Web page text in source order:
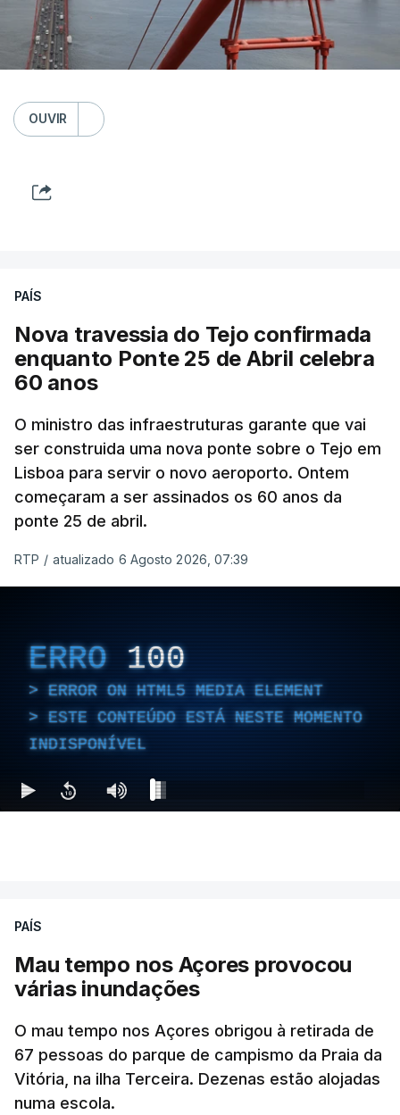
OUVIR
PAÍS
Nova travessia do Tejo confirmada
enquanto Ponte 25 de Abril celebra
60 anos
O ministro das infraestruturas garante que vai
ser construida uma nova ponte sobre o Tejo em
Lisboa para servir o novo aeroporto. Ontem
começaram a ser assinados os 60 anos da
ponte 25 de abril.
RTP / atualizado 6 Agosto 2026, 07:39
ERRO 100
ERROR ON HTML5 MEDIA ELEMENT
ESTE CONTEÚDO ESTÁ NESTE MOMENTO
INDISPONÍVEL
PAÍS
Mau tempo nos Açores provocou
várias inundações
O mau tempo nos Açores obrigou à retirada de
67 pessoas do parque de campismo da Praia da
Vitória, na ilha Terceira. Dezenas estão alojadas
numa escola.